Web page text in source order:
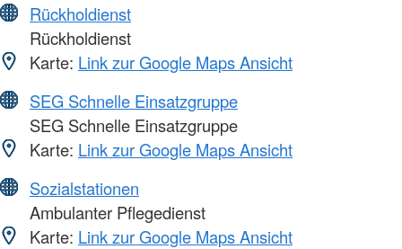
Rückholdienst
Rückholdienst
Karte: Link zur Google Maps Ansicht
SEG Schnelle Einsatzgruppe
SEG Schnelle Einsatzgruppe
Karte: Link zur Google Maps Ansicht
Sozialstationen
Ambulanter Pflegedienst
Karte: Link zur Google Maps Ansicht